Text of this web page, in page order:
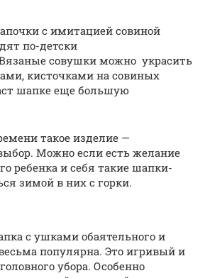
с имитацией совиной
по-детски
совушки можно украсить
кисточками на совиных
шапке еще большую
такое изделие —
Можно если есть желание
ребенка и себя такие шапки-
зимой в них с горки.
с ушками обаятельного и
популярна. Это игривый и
убора. Особенно